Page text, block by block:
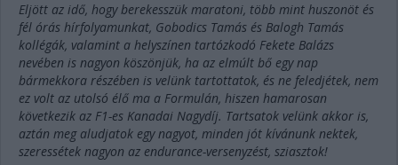
Eljött az idő, hogy berekesszük maratoni, több mint huszonöt és
fél órás hírfolyamunkat, Gobodics Tamás és Balogh Tamás
kollégák, valamint a helyszínen tartózkodó Fekete Balázs
nevében is nagyon köszönjük, ha az elmúlt bő egy nap
bármekkora részében is velünk tartottatok, és ne feledjétek, nem
ez volt az utolsó élő ma a Formulán, hiszen hamarosan
következik az F1-es Kanadai Nagydíj. Tartsatok velünk akkor is,
aztán meg aludjatok egy nagyot, minden jót kívánunk nektek,
szeressétek nagyon az endurance-versenyzést, sziasztok!